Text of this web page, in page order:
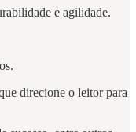
e agilidade.
direcione o leitor para